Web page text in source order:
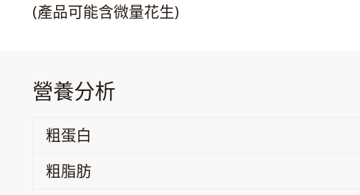
(產品可能含微量花生)
營養分析
粗蛋白
粗脂肪